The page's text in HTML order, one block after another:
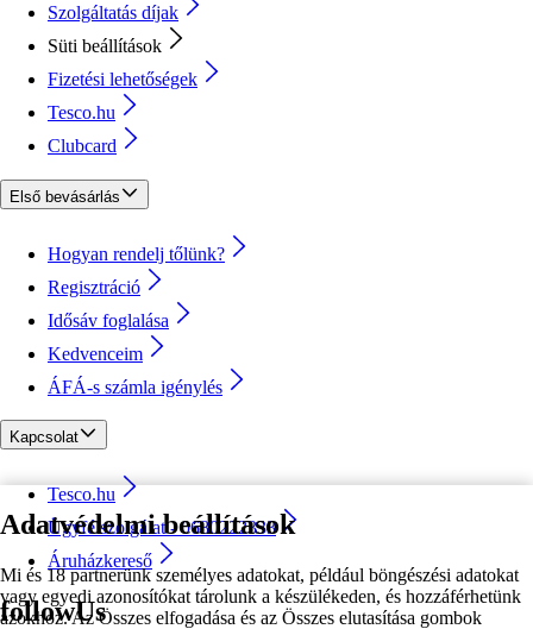
Adatvédelmi beállítások
Mi és 18 partnerünk személyes adatokat, például böngészési adatokat
vagy egyedi azonosítókat tárolunk a készülékeden, és hozzáférhetünk
azokhoz. Az Összes elfogadása és az Összes elutasítása gombok
Szolgáltatás díjak
Süti beállítások
Fizetési lehetőségek
Tesco.hu
Clubcard
Első bevásárlás
Hogyan rendelj tőlünk?
Regisztráció
Idősáv foglalása
Kedvenceim
ÁFÁ-s számla igénylés
Kapcsolat
Tesco.hu
Ügyfélszolgálat - 0680222333
Áruházkereső
followUs